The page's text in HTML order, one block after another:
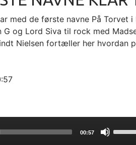
med de første navne På
og Lord Siva til rock med
Nielsen fortæller her hvordan
00:57